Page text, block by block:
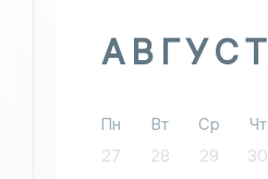
АВГУСТ
Пн Вт Ср Чт
27
28 29 30